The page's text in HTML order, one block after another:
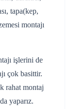
tapa(kep,
montajı
işlerini de
çok basittir.
rahat montaj
yaparız.